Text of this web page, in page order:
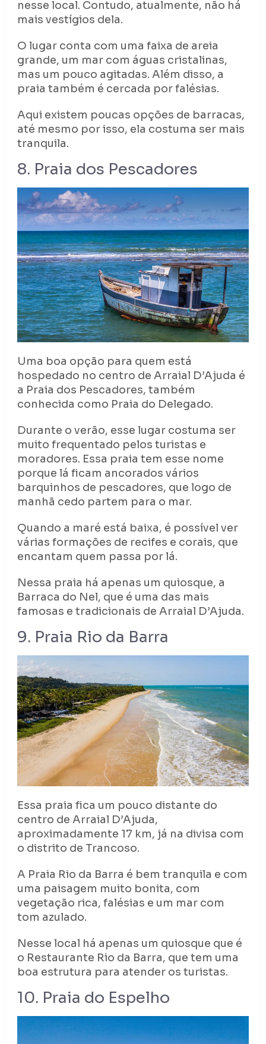
nesse local. Contudo, atualmente, não há
mais vestígios dela.
O lugar conta com uma faixa de areia
grande, um mar com águas cristalinas,
mas um pouco agitadas. Além disso, a
praia também é cercada por falésias.
Aqui existem poucas opções de barracas,
até mesmo por isso, ela costuma ser mais
tranquila.
8. Praia dos Pescadores
Uma boa opção para quem está
hospedado no centro de Arraial D’Ajuda é
a Praia dos Pescadores, também
conhecida como Praia do Delegado.
Durante o verão, esse lugar costuma ser
muito frequentado pelos turistas e
moradores. Essa praia tem esse nome
porque lá ficam ancorados vários
barquinhos de pescadores, que logo de
manhã cedo partem para o mar.
Quando a maré está baixa, é possível ver
várias formações de recifes e corais, que
encantam quem passa por lá.
Nessa praia há apenas um quiosque, a
Barraca do Nel, que é uma das mais
famosas e tradicionais de Arraial D’Ajuda.
9. Praia Rio da Barra
Essa praia fica um pouco distante do
centro de Arraial D’Ajuda,
aproximadamente 17 km, já na divisa com
o distrito de Trancoso.
A Praia Rio da Barra é bem tranquila e com
uma paisagem muito bonita, com
vegetação rica, falésias e um mar com
tom azulado.
Nesse local há apenas um quiosque que é
o Restaurante Rio da Barra, que tem uma
boa estrutura para atender os turistas.
10. Praia do Espelho